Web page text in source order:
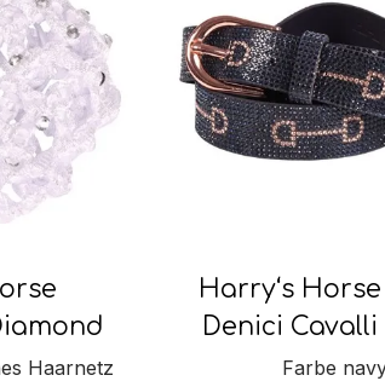
Haarnetz
Harry‘s
Denici
Farbe